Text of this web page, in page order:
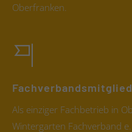
Oberfranken.
Fachverbandsmitglied
Als einziger Fachbetrieb in
Wintergarten Fachverband